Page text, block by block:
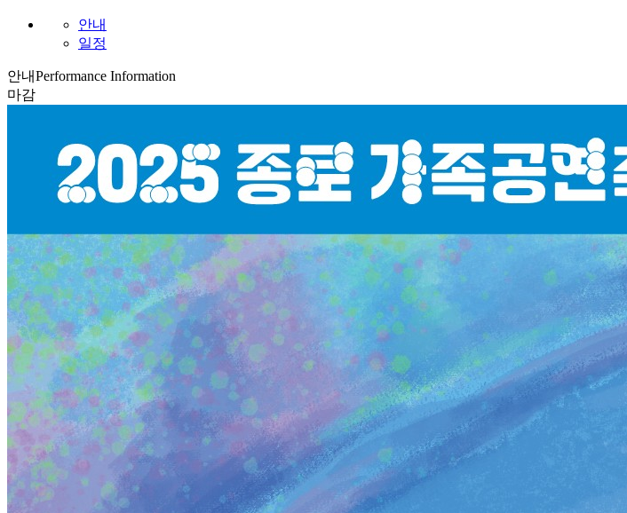
안내
일정
안내Performance Information
마감